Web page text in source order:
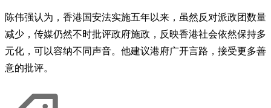
陈伟强认为，香港国安法实施五年以来，虽然反对派政团数量
减少，传媒仍然不时批评政府施政，反映香港社会依然保持多
元化，可以容纳不同声音。他建议港府广开言路，接受更多善
意的批评。